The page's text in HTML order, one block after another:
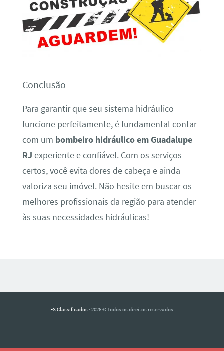
Conclusão
Para garantir que seu sistema hidráulico
funcione perfeitamente, é fundamental contar
com um bombeiro hidráulico em Guadalupe
RJ experiente e confiável. Com os serviços
certos, você evita dores de cabeça e ainda
valoriza seu imóvel. Não hesite em buscar os
melhores profissionais da região para atender
às suas necessidades hidráulicas!
FS Classificados · 2026 © Todos os direitos reservados